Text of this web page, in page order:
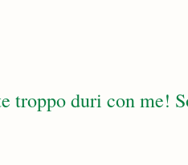
troppo duri con